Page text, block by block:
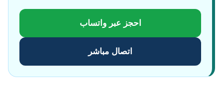
احجز عبر واتساب
اتصال مباشر